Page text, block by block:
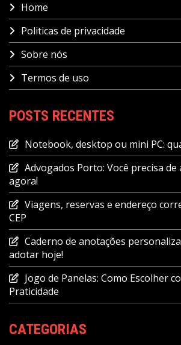
Home
Politicas de privacidade
Sobre nós
Termos de uso
POSTS RECENTES
Notebook, desktop ou mini PC:
Advogados Porto: Você precisa de
agora!
Viagens, reservas e endereço
CEP
Caderno de anotações
adotar hoje!
Jogo de Panelas: Como Escolher
Praticidade
CATEGORIAS